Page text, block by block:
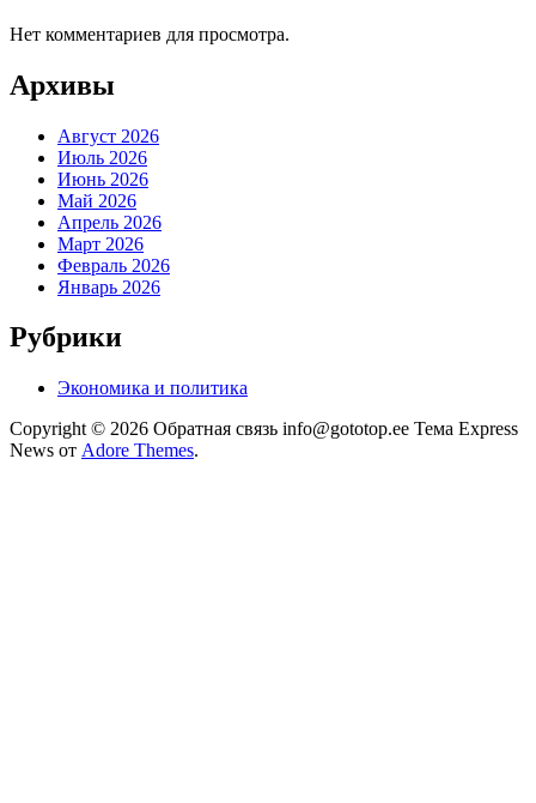
Нет комментариев для просмотра.
Архивы
Август 2026
Июль 2026
Июнь 2026
Май 2026
Апрель 2026
Март 2026
Февраль 2026
Январь 2026
Рубрики
Экономика и политика
Copyright © 2026 Обратная связь info@gototop.ee Тема Express
News от Adore Themes.